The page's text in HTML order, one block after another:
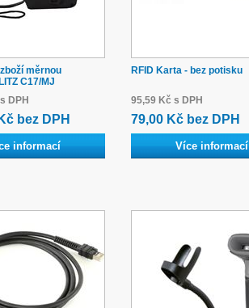
měrnou
C17/MJ
DPH
bez DPH
informací
RFID Karta - bez potisku
95,59 Kč s DPH
79,00 Kč bez DPH
Více informací